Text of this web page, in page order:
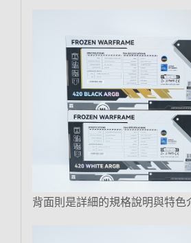
背面則是詳細的規格說明與特色